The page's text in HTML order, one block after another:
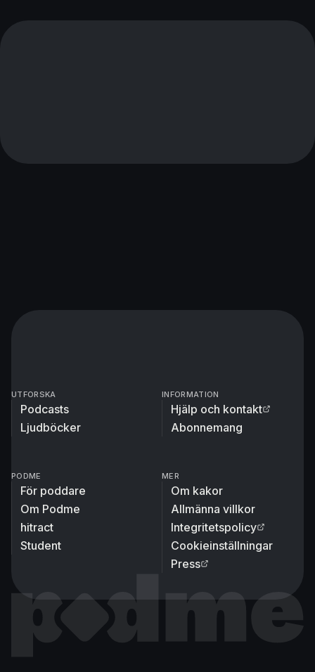
UTFORSKA
Podcasts
Ljudböcker
INFORMATION
Hjälp och kontakt
Abonnemang
PODME
För poddare
Om Podme
hitract
Student
MER
Om kakor
Allmänna villkor
Integritetspolicy
Cookieinställningar
Press